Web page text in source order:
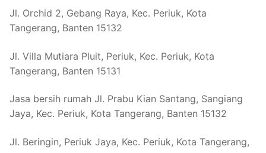
Jl. Orchid 2, Gebang Raya, Kec. Periuk, Kota
Tangerang, Banten 15132
Jl. Villa Mutiara Pluit, Periuk, Kec. Periuk, Kota
Tangerang, Banten 15131
Jasa bersih rumah Jl. Prabu Kian Santang, Sangiang
Jaya, Kec. Periuk, Kota Tangerang, Banten 15132
Jl. Beringin, Periuk Jaya, Kec. Periuk, Kota Tangerang,